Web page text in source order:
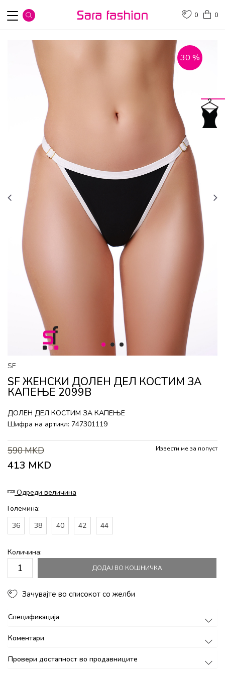
0
0
1 2 3
30 %
SF
SF ЖЕНСКИ ДОЛЕН ДЕЛ КОСТИМ ЗА
КАПЕЊЕ 2099B
ДОЛЕН ДЕЛ КОСТИМ ЗА КАПЕЊЕ
Шифра на артикл: 747301119
590MKD
413 MKD
Извести ме за попуст
Одреди величина
Големина:
36
38 40 42 44
Количина:
ДОДАЈ ВО КОШНИЧКА
Зачувајте во списокот со желби
Спецификација
Коментари
Провери достапност во продавниците